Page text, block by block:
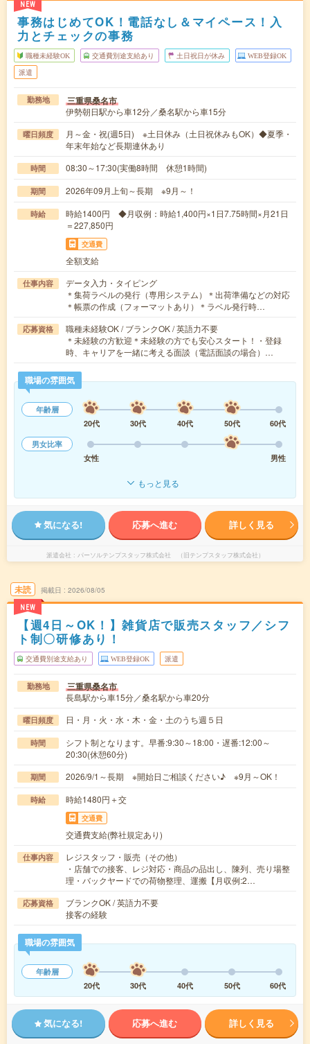
NEW
事務はじめてOK！電話なし＆マイペース！入
力とチェックの事務
職種未経験OK 交通費別途支給あり 土日祝日が休み WEB登録OK
派遣
勤務地 三重県桑名市
伊勢朝日駅から車12分／桑名駅から車15分
曜日頻度
月～金・祝(週5日) ※土日休み（土日祝休みもOK）◆夏季・
年末年始など長期連休あり
時間 08:30～17:30(実働8時間 休憩1時間)
期間 2026年09月上旬～長期 ※9月～！
時給
時給1400円 ◆月収例：時給1,400円×1日7.75時間×月21日
＝227,850円
交通費
全額支給
仕事内容
データ入力・タイピング
＊集荷ラベルの発行（専用システム）＊出荷準備などの対応
＊帳票の作成（フォーマットあり）＊ラベル発行時…
応募資格
職種未経験OK / ブランクOK / 英語力不要
＊未経験の方歓迎＊未経験の方でも安心スタート！・登録
時、キャリアを一緒に考える面談（電話面談の場合）…
職場の雰囲気
年齢層
20代
30代 40代 50代
60代
男女比率
女性
男性
もっと見る
気になる! 応募へ進む 詳しく見る
派遣会社 パーソルテンプスタッフ株式会社 （旧テンプスタッフ株式会社）
未読
NEW
掲載日 2026/08/05
【週4日～OK！】雑貨店で販売スタッフ／シフ
ト制〇研修あり！
交通費別途支給あり WEB登録OK 派遣
勤務地 三重県桑名市
長島駅から車15分／桑名駅から車20分
曜日頻度 日・月・火・水・木・金・土のうち週５日
時間
シフト制となります。早番:9:30～18:00・遅番:12:00～
20:30(休憩60分)
期間 2026/9/1～長期 ※開始日ご相談ください♪ ※9月～OK！
時給 時給1480円＋交
交通費
交通費支給(弊社規定あり)
仕事内容
レジスタッフ・販売（その他）
・店舗での接客、レジ対応・商品の品出し、陳列、売り場整
理・バックヤードでの荷物整理、運搬【月収例:2…
応募資格
ブランクOK / 英語力不要
接客の経験
職場の雰囲気
年齢層
20代
30代 40代 50代 60代
気になる! 応募へ進む 詳しく見る